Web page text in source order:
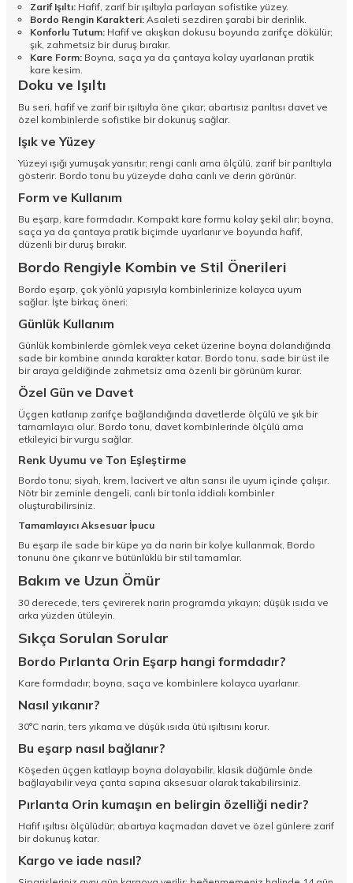
Zarif Işıltı: Hafif, zarif bir ışıltıyla parlayan sofistike yüzey.
Bordo Rengin Karakteri: Asaleti sezdiren şarabi bir derinlik.
Konforlu Tutum: Hafif ve akışkan dokusu boyunda zarifçe dökülür;
şık, zahmetsiz bir duruş bırakır.
Kare Form: Boyna, saça ya da çantaya kolay uyarlanan pratik
kare kesim.
Doku ve Işıltı
Bu seri, hafif ve zarif bir ışıltıyla öne çıkar; abartısız parıltısı davet ve
özel kombinlerde sofistike bir dokunuş sağlar.
Işık ve Yüzey
Yüzeyi ışığı yumuşak yansıtır; rengi canlı ama ölçülü, zarif bir parıltıyla
gösterir. Bordo tonu bu yüzeyde daha canlı ve derin görünür.
Form ve Kullanım
Bu eşarp, kare formdadır. Kompakt kare formu kolay şekil alır; boyna,
saça ya da çantaya pratik biçimde uyarlanır ve boyunda hafif,
düzenli bir duruş bırakır.
Bordo Rengiyle Kombin ve Stil Önerileri
Bordo eşarp, çok yönlü yapısıyla kombinlerinize kolayca uyum
sağlar. İşte birkaç öneri:
Günlük Kullanım
Günlük kombinlerde gömlek veya ceket üzerine boyna dolandığında
sade bir kombine anında karakter katar. Bordo tonu, sade bir üst ile
bir araya geldiğinde zahmetsiz ama özenli bir görünüm kurar.
Özel Gün ve Davet
Üçgen katlanıp zarifçe bağlandığında davetlerde ölçülü ve şık bir
tamamlayıcı olur. Bordo tonu, davet kombinlerinde ölçülü ama
etkileyici bir vurgu sağlar.
Renk Uyumu ve Ton Eşleştirme
Bordo tonu; siyah, krem, lacivert ve altın sarısı ile uyum içinde çalışır.
Nötr bir zeminle dengeli, canlı bir tonla iddialı kombinler
oluşturabilirsiniz.
Tamamlayıcı Aksesuar İpucu
Bu eşarp ile sade bir küpe ya da narin bir kolye kullanmak, Bordo
tonunu öne çıkarır ve bütünlüklü bir stil tamamlar.
Bakım ve Uzun Ömür
30 derecede, ters çevirerek narin programda yıkayın; düşük ısıda ve
arka yüzden ütüleyin.
Sıkça Sorulan Sorular
Bordo Pırlanta Orin Eşarp hangi formdadır?
Kare formdadır; boyna, saça ve kombinlere kolayca uyarlanır.
Nasıl yıkanır?
30°C narin, ters yıkama ve düşük ısıda ütü ışıltısını korur.
Bu eşarp nasıl bağlanır?
Köşeden üçgen katlayıp boyna dolayabilir, klasik düğümle önde
bağlayabilir veya çanta sapına aksesuar olarak takabilirsiniz.
Pırlanta Orin kumaşın en belirgin özelliği nedir?
Hafif ışıltısı ölçülüdür; abartıya kaçmadan davet ve özel günlere zarif
bir dokunuş katar.
Kargo ve iade nasıl?